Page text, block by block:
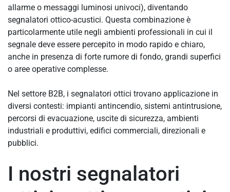
allarme o messaggi luminosi univoci), diventando
segnalatori ottico-acustici. Questa combinazione è
particolarmente utile negli ambienti professionali in cui il
segnale deve essere percepito in modo rapido e chiaro,
anche in presenza di forte rumore di fondo, grandi superfici
o aree operative complesse.
Nel settore B2B, i segnalatori ottici trovano applicazione in
diversi contesti: impianti antincendio, sistemi antintrusione,
percorsi di evacuazione, uscite di sicurezza, ambienti
industriali e produttivi, edifici commerciali, direzionali e
pubblici.
I nostri segnalatori